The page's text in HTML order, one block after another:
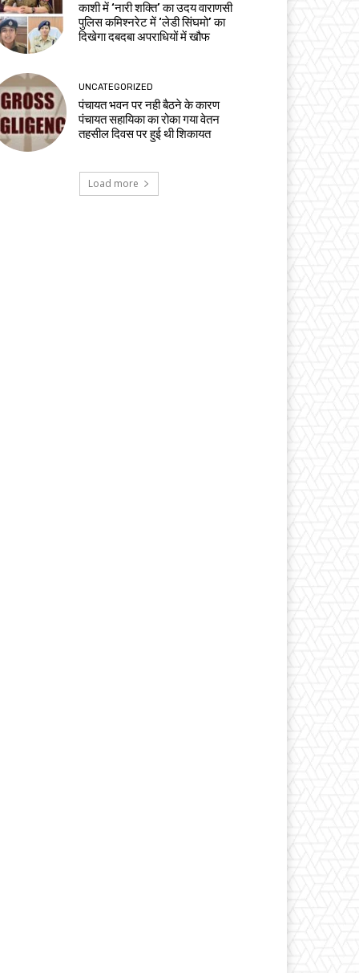
काशी में ‘नारी शक्ति’ का उदय वाराणसी
पुलिस कमिश्नरेट में ‘लेडी सिंघमो’ का
दिखेगा दबदबा अपराधियों में खौफ
UNCATEGORIZED
पंचायत भवन पर नही बैठने के कारण
पंचायत सहायिका का रोका गया वेतन
तहसील दिवस पर हुई थी शिकायत
Load more